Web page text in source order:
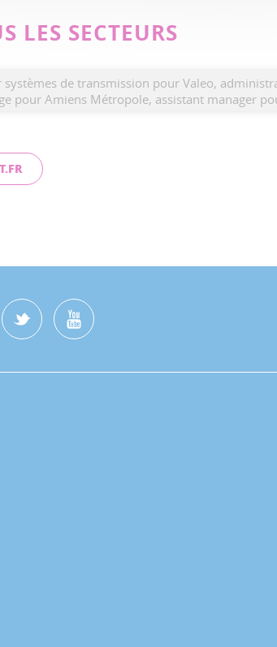
LES SECTEURS
de transmission pour Valeo,
pour Amiens Métropole, assistant manager